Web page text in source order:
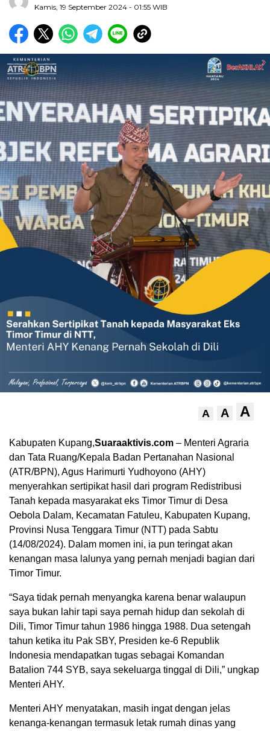
Kamis, 19 September 2024 - 01:55 WIB
A A A
Kabupaten Kupang,Suaraaktivis.com – Menteri Agraria
dan Tata Ruang/Kepala Badan Pertanahan Nasional
(ATR/BPN), Agus Harimurti Yudhoyono (AHY)
menyerahkan sertipikat hasil dari program Redistribusi
Tanah kepada masyarakat eks Timor Timur di Desa
Oebola Dalam, Kecamatan Fatuleu, Kabupaten Kupang,
Provinsi Nusa Tenggara Timur (NTT) pada Sabtu
(14/08/2024). Dalam momen ini, ia pun teringat akan
kenangan masa lalunya yang pernah menjadi bagian dari
Timor Timur.
“Saya tidak pernah menyangka karena benar walaupun
saya bukan lahir tapi saya pernah hidup dan sekolah di
Dili, Timor Timur tahun 1986 hingga 1988. Dua setengah
tahun ketika itu Pak SBY, Presiden ke-6 Republik
Indonesia mendapatkan tugas sebagai Komandan
Batalion 744 SYB, saya sekeluarga tinggal di Dili,” ungkap
Menteri AHY.
Menteri AHY menyatakan, masih ingat dengan jelas
kenanga-kenangan termasuk letak rumah dinas yang